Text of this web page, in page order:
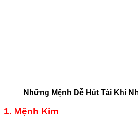
Những Mệnh Dễ Hút Tài Khí
1. Mệnh Kim